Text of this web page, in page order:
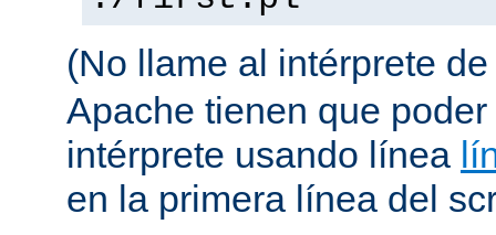
(No llame al intérprete
Apache tienen que
intérprete usando línea
en la primera línea del